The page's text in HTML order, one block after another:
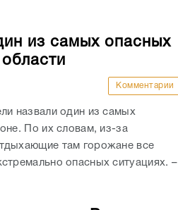
из самых опасных
Комментарии
назвали один из самых
По их словам, из-за
там горожане все
опасных ситуациях. –